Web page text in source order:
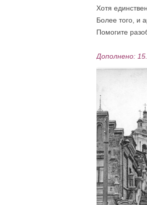
Хотя
Более того, и
Помогите
Дополнено: